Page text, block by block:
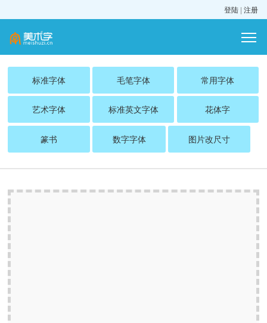
登陆 | 注册
标准字体 毛笔字体 常用字体
艺术字体 标准英文字体 花体字
篆书 数字字体 图片改尺寸